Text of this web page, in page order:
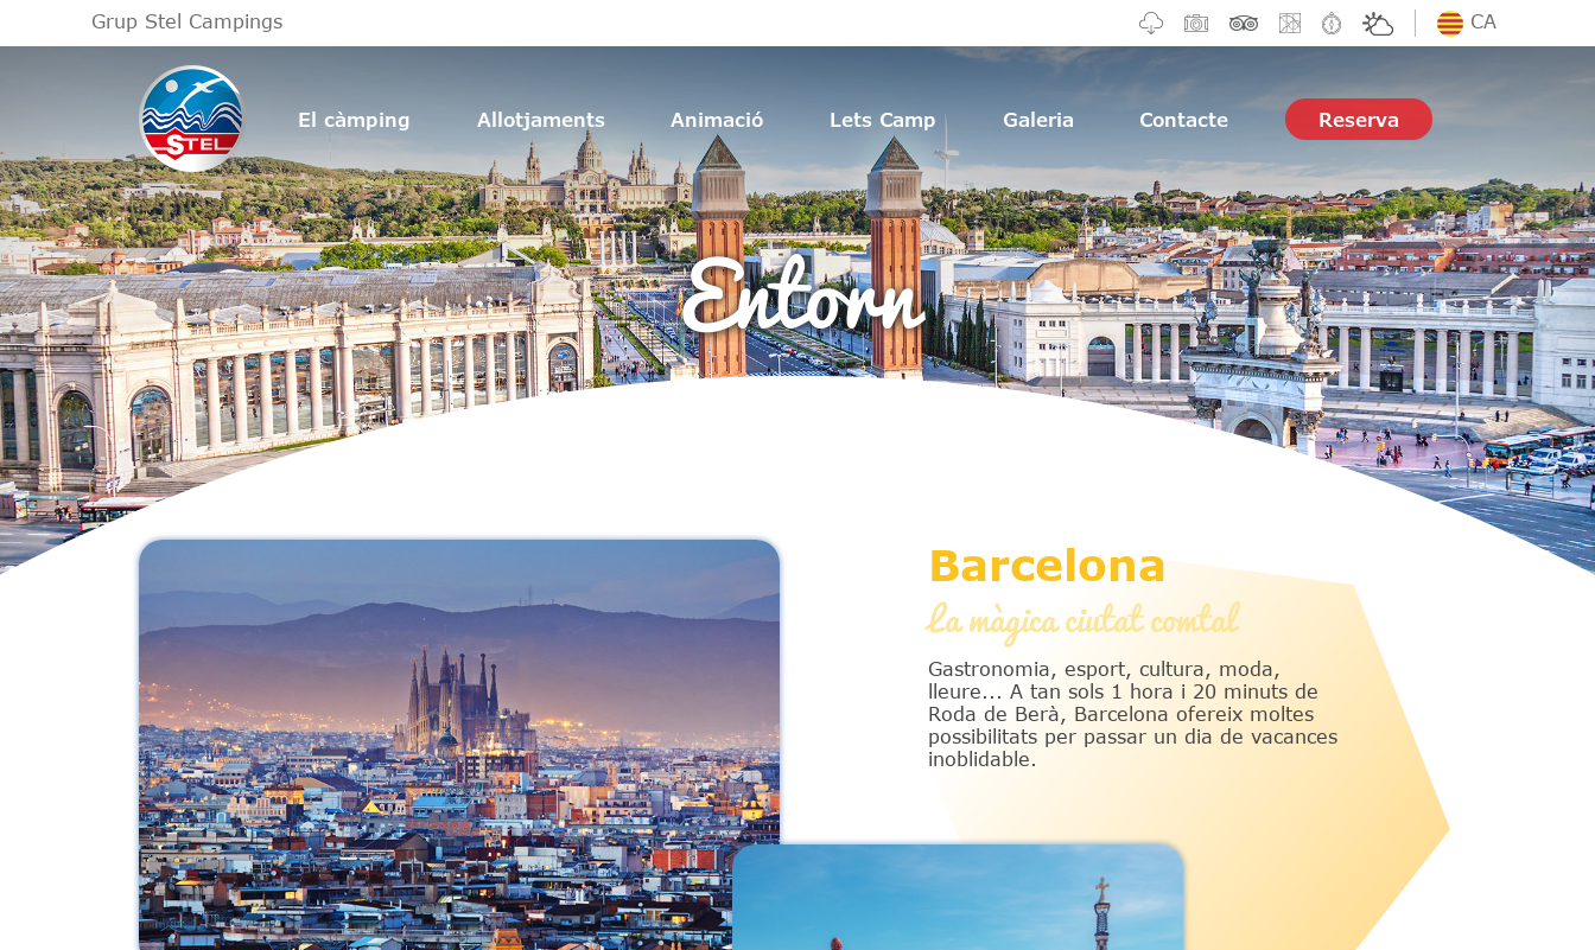
Grup Stel Campings CA
El càmping Allotjaments Animació Lets Camp Galeria Contacte Reserva
Entorn
Barcelona
La màgica ciutat comtal
Gastronomia, esport, cultura, moda,
lleure... A tan sols 1 hora i 20 minuts de
Roda de Berà, Barcelona ofereix moltes
possibilitats per passar un dia de vacances
inoblidable.